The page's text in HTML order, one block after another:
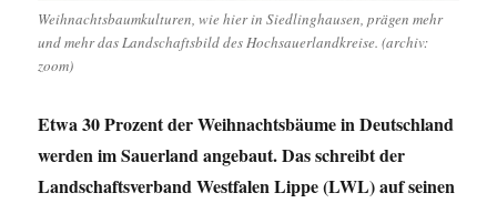
Weihnachtsbaumkulturen, wie hier in Siedlinghausen, prägen mehr
und mehr das Landschaftsbild des Hochsauerlandkreise. (archiv:
zoom)
Etwa 30 Prozent der Weihnachtsbäume in Deutschland
werden im Sauerland angebaut. Das schreibt der
Landschaftsverband Westfalen Lippe (LWL) auf seinen